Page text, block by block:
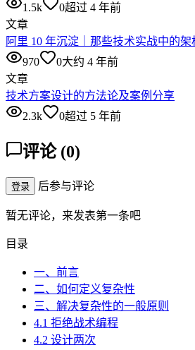
1.5k
0超过 4 年前
文章
阿里 10 年沉淀｜那些技术实战中的架
970
0大约 4 年前
文章
技术方案设计的方法论及案例分享
2.3k
0超过 5 年前
评论 (0)
登录 后参与评论
暂无评论，来发表第一条吧
目录
一、前言
二、如何定义复杂性
三、解决复杂性的一般原则
4.1 拒绝战术编程
4.2 设计两次